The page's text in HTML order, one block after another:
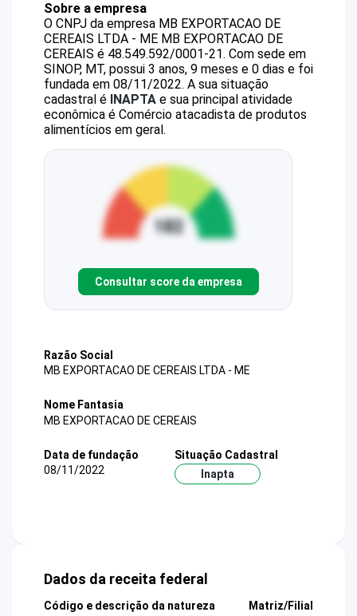
Sobre a empresa
O CNPJ da empresa MB EXPORTACAO DE
CEREAIS LTDA - ME MB EXPORTACAO DE
CEREAIS é 48.549.592/0001-21. Com sede em
SINOP, MT, possui 3 anos, 9 meses e 0 dias e foi
fundada em 08/11/2022. A sua situação
cadastral é INAPTA e sua principal atividade
econômica é Comércio atacadista de produtos
alimentícios em geral.
Consultar score da empresa
Razão Social
MB EXPORTACAO DE CEREAIS LTDA - ME
Nome Fantasia
MB EXPORTACAO DE CEREAIS
Data de fundação
08/11/2022
Situação Cadastral
Inapta
Dados da receita federal
Código e descrição da natureza
Matriz/Filial